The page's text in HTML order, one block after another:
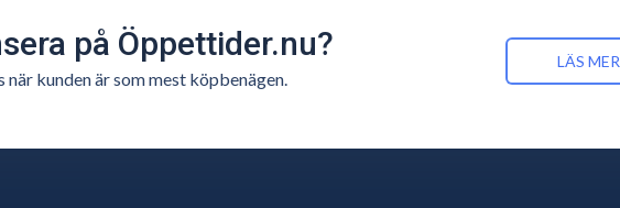
på Öppettider.nu?
kunden är som mest köpbenägen.
LÄS MER